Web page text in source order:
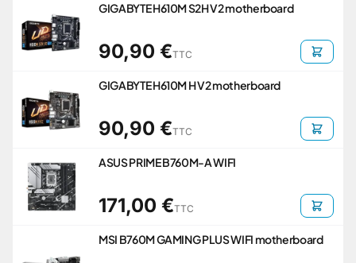
GIGABYTE H610M S2H V2 motherboard
90,90 €TTC
GIGABYTE H610M H V2 motherboard
90,90 €TTC
ASUS PRIME B760M-A WIFI
171,00 €TTC
MSI B760M GAMING PLUS WIFI motherboard